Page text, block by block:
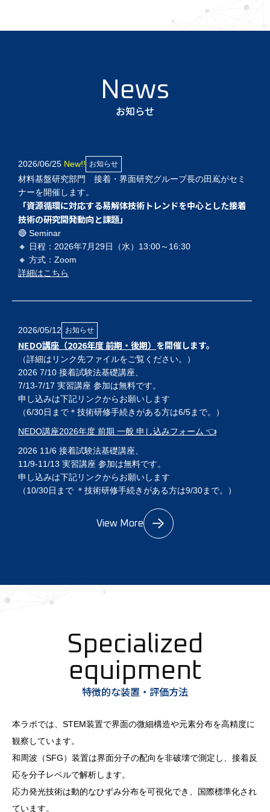
お知らせ
2026/06/25 New!! お知らせ
材料基盤研究部門 接着・界面研究グループ長の田嶌がセミ
ナーを開催します。
「資源循環に対応する易解体技術トレンドを中心とした接着
技術の研究開発動向と課題」
🔴 Seminar
🔸 日程：2026年7月29日（水）13:00～16:30
🔸 方式：Zoom
詳細はこちら
2026/05/12 お知らせ
NEDO講座（2026年度 前期・後期） を開催します。
（詳細はリンク先ファイルをご覧ください。）
2026 7/10 接着試験法基礎講座、
7/13-7/17 実習講座 参加は無料です。
申し込みは下記リンクからお願いします
（6/30日まで＊技術研修手続きがある方は6/5まで。）
NEDO講座2026年度 前期 一般 申し込みフォーム 👈
2026 11/6 接着試験法基礎講座、
11/9-11/13 実習講座 参加は無料です。
申し込みは下記リンクからお願いします
（10/30日まで ＊技術研修手続きがある方は9/30まで。）
NEDO講座2026年度 後期 一般 申し込みフォーム 👈
＊ 産総研内の宿泊施設、さくら館の利用ができる場合があ
接着の取り組みについて取材を受けて、紹介記事が掲載され
軽量化とマルチマテリアル化で普及が進む接着｜産総研と民
間企業で世界に挑む「生存戦略」の現在地
2025/12/10 イベント
材料基盤研究部門 接着・界面研究グループ長の田嶌が日本
「第282回関東支部月例講演会」において講演を行います。
🔴 第282回関東支部月例講演会
🔸 日時：2025年12月23日（火）
View More
特徴的な装置・評価方法
本ラボでは、STEM装置で界面の微細構造や元素分布を高精度に
観察しています。
和周波（SFG）装置は界面分子の配向を非破壊で測定し、接着反
応を分子レベルで解析します。
応力発光技術は動的なひずみ分布を可視化でき、国際標準化され
ています。